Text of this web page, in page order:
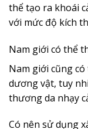
thể tạo ra khoái
với mức độ kích
Nam giới có thể
Nam giới cũng
dương vật, tuy
thương da nhạy
Có nên sử dụng